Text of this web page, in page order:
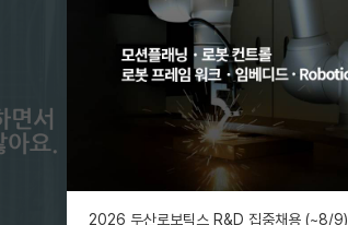
2026 두산로보틱스 R&D 집중채용 (~8/9)